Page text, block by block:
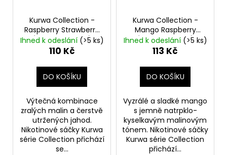
Kurwa Collection -
Raspberry Strawberry
(Malina, Jahoda)
Nikotinové sáčky
Ihned k odeslání (>5 ks)
110 Kč
DO KOŠÍKU
Výtečná kombinace
zralých malin a čerstvě
utržených jahod.
Nikotinové sáčky Kurwa
série Collection přichází
se...
Kurwa Collection -
Mango Raspberry
(Mango, Malina)
Nikotinové sáčky
Ihned k odeslání (>5 ks)
113 Kč
DO KOŠÍKU
Vyzrálé a sladké mango
s jemně natrpklo-
kyselkavým malinovým
tónem. Nikotinové sáčky
Kurwa série Collection
přichází...